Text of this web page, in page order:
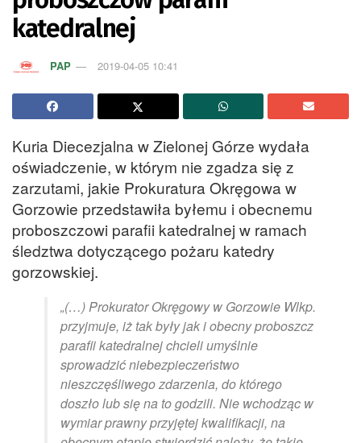
katedralnej
PAP 2019-04-05 10:41
Kuria Diecezjalna w Zielonej Górze wydała
oświadczenie, w którym nie zgadza się z
zarzutami, jakie Prokuratura Okręgowa w
Gorzowie przedstawiła byłemu i obecnemu
proboszczowi parafii katedralnej w ramach
śledztwa dotyczącego pożaru katedry
gorzowskiej.
„(…) Prokurator Okręgowy w Gorzowie Wlkp.
przyjmuje, iż tak były jak i obecny proboszcz
parafii katedralnej chcieli umyślnie
sprowadzić niebezpieczeństwo
nieszczęśliwego zdarzenia, do którego
doszło lub się na to godzili. Nie wchodząc w
wymiar prawny przyjętej kwalifikacji, na